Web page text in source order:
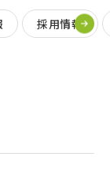
採用情報